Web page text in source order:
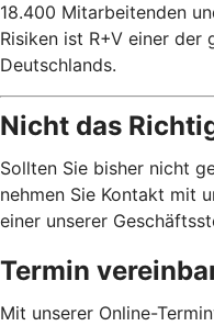
18.400 Mitarbeitenden
Risiken ist R+V einer der
Deutschlands.
Nicht das
Sollten Sie bisher nicht
nehmen Sie Kontakt mit
einer unserer
Termin
Mit unserer Online-